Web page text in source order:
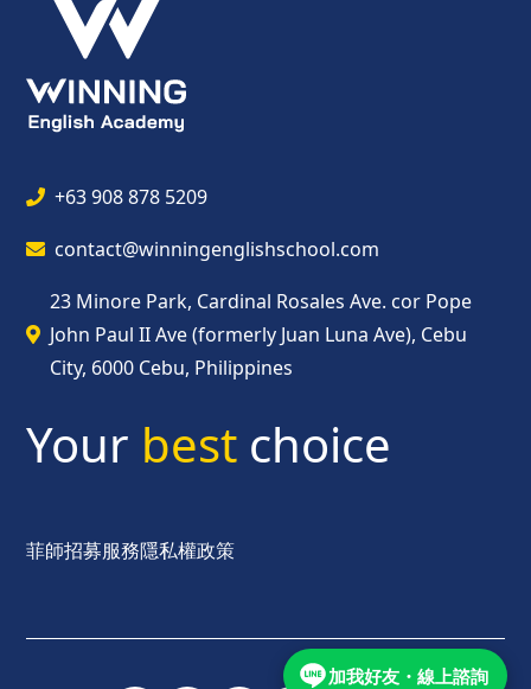
+63 908 878 5209
contact@winningenglishschool.com
23 Minore Park, Cardinal Rosales Ave. cor Pope
John Paul II Ave (formerly Juan Luna Ave), Cebu
City, 6000 Cebu, Philippines
Your best choice
菲師招募服務隱私權政策
加我好友・線上諮詢